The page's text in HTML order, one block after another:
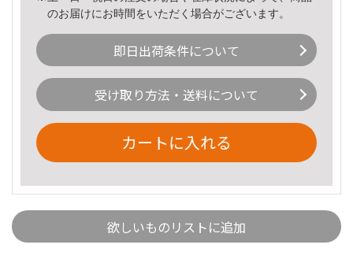
のお届けにお時間をいただく場合がございます。
即日出荷条件について
受け取り方法・送料について
カートに入れる
欲しいものリストに追加